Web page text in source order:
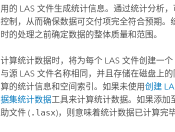
用的 LAS 文件生成统计信息。通过统计分析
控制，从而确保数据可交付项完全符合预期
时的处理之前确定数据的整体质量和范围。
计算统计数据时，将为每个 LAS 文件创建一个
与源 LAS 文件名称相同，并且存储在磁盘上
算的统计信息和空间索引。如果未使用创建
据集统计数据工具来计算统计数据。如果添加
助文件 ( .lasx)，则意味着统计数据已计算完